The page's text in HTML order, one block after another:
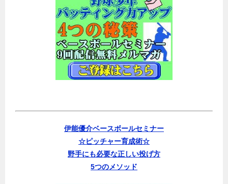
伊能優介ベースボールセミナー
☆ピッチャー育成術☆
野手にも必要な正しい投げ方
5つのメソッド